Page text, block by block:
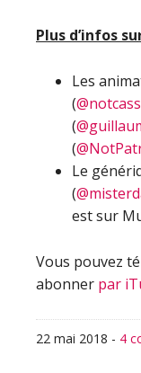
Plus d’infos
Les
(
(
(
Le
(
est sur
Vous pouvez
abonner par
22 mai 2018 - 4